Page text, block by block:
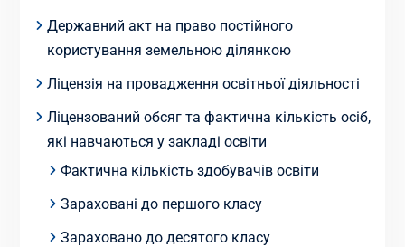
Державний акт на право постійного
користування земельною ділянкою
Ліцензія на провадження освітньої діяльності
Ліцензований обсяг та фактична кількість осіб,
які навчаються у закладі освіти
Фактична кількість здобувачів освіти
Зараховані до першого класу
Зараховано до десятого класу